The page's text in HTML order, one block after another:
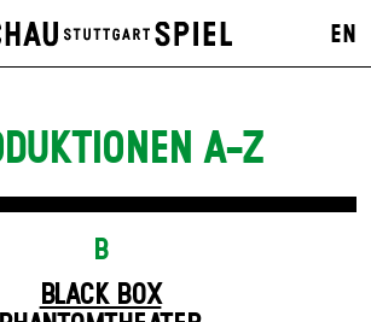
EN
A-Z
B
BLACK BOX